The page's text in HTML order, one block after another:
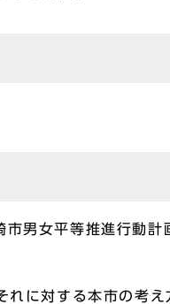
男女平等推進行動計
に対する本市の考え